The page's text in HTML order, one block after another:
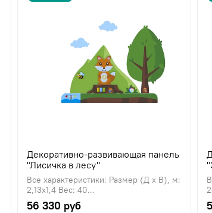
Декоративно-развивающая панель
"Лисичка в лесу"
Все характеристики: Размер (Д х В), м:
2,13х1,4 Вес: 40...
56 330 руб